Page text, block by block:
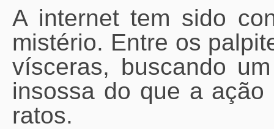
A internet tem sido
mistério. Entre os
vísceras, buscando
insossa do que a
ratos.